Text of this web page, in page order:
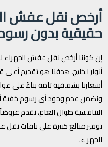
أرخص نقل عفش
حقيقية بدون
إن كوننا أرخص نقل عفش الجهراء
أنوار الخليج، هدفنا هو تقديم
أسعارنا بشفافية تامة بناءً على
ونضمن عدم وجود أي رسوم خفية أو
التنافسية طوال العام، نقدم
توفير مبالغ كبيرة على باقات
الجهراء.